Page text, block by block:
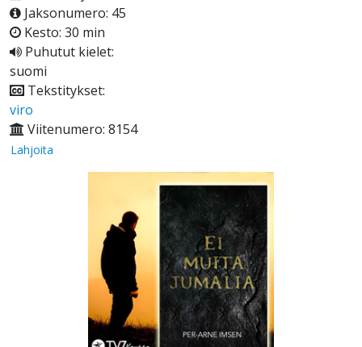
Jaksonumero: 45
Kesto: 30 min
Puhutut kielet:
suomi
Tekstitykset:
viro
Viitenumero: 8154
Lahjoita